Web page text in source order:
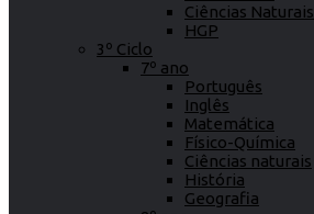
Ciências Naturais
HGP
3º Ciclo
7º ano
Português
Inglês
Matemática
Físico-Química
Ciências naturais
História
Geografia